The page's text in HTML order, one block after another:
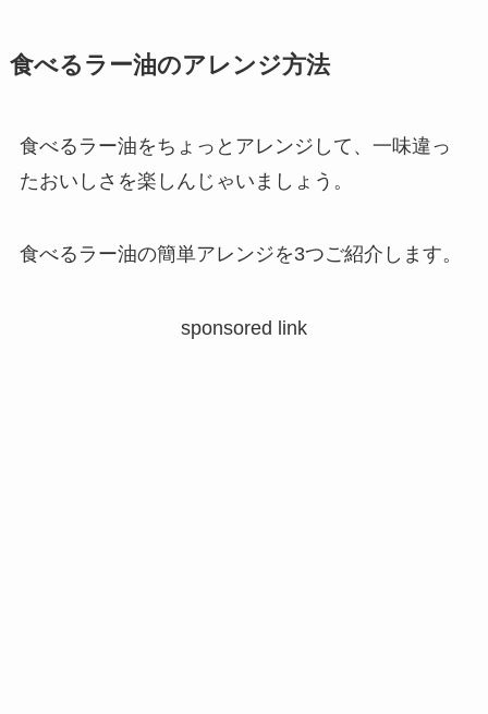
食べるラー油のアレンジ方法
食べるラー油をちょっとアレンジして、一味違っ
たおいしさを楽しんじゃいましょう。
食べるラー油の簡単アレンジを3つご紹介します。
sponsored link